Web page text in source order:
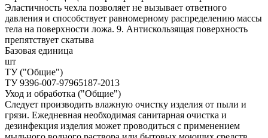
Эластичность чехла позволяет не вызывает ответного
давления и способствует равномерному распределению массы
тела на поверхности ложа. 9. Антискользящая поверхность
препятствует скатыва
Базовая единица
шт
ТУ ("Общие")
ТУ 9396-007-97965187-2013
Уход и обработка ("Общие")
Следует производить влажную очистку изделия от пыли и
грязи. Ежедневная необходимая санитарная очистка и
дезинфекция изделия может проводиться с применением